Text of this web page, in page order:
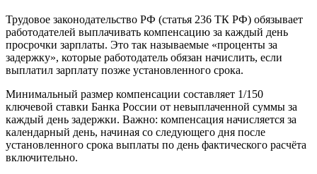
Трудовое законодательство РФ (статья 236 ТК РФ) обязывает
работодателей выплачивать компенсацию за каждый день
просрочки зарплаты. Это так называемые «проценты за
задержку», которые работодатель обязан начислить, если
выплатил зарплату позже установленного срока.
Минимальный размер компенсации составляет 1/150
ключевой ставки Банка России от невыплаченной суммы за
каждый день задержки. Важно: компенсация начисляется за
календарный день, начиная со следующего дня после
установленного срока выплаты по день фактического расчёта
включительно.